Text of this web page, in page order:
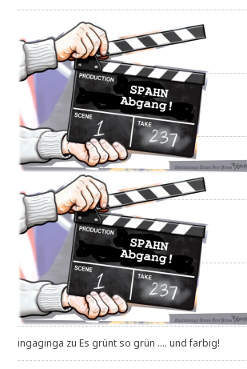
ingaginga zuEs grünt so grün .... und farbig!